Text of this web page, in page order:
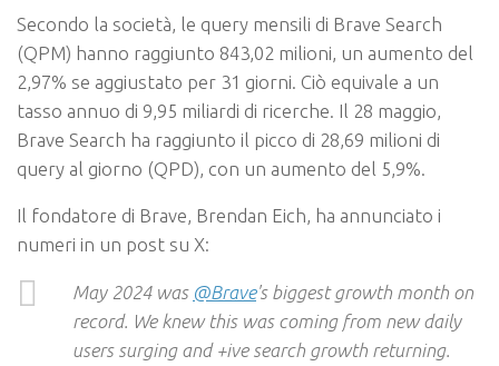
Secondo la società, le query mensili di Brave Search
(QPM) hanno raggiunto 843,02 milioni, un aumento del
2,97% se aggiustato per 31 giorni. Ciò equivale a un
tasso annuo di 9,95 miliardi di ricerche. Il 28 maggio,
Brave Search ha raggiunto il picco di 28,69 milioni di
query al giorno (QPD), con un aumento del 5,9%.
Il fondatore di Brave, Brendan Eich, ha annunciato i
numeri in un post su X:
May 2024 was @Brave's biggest growth month on
record. We knew this was coming from new daily
users surging and +ive search growth returning.